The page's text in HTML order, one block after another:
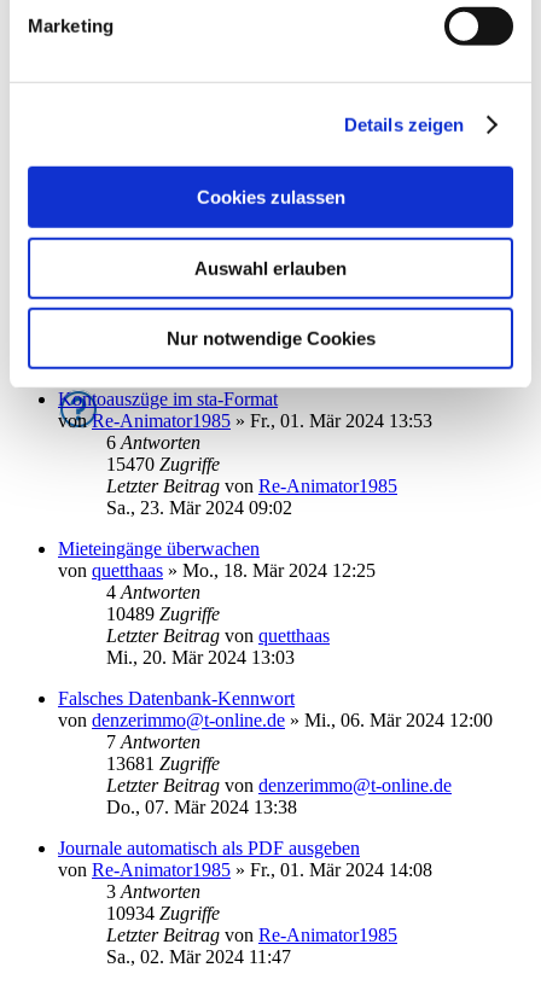
Marketing
Details zeigen
Cookies zulassen
Auswahl erlauben
Nur notwendige Cookies
Letzter Beitrag
Fr., 12. Apr 2024 08:57
10197Zugriffe
Letzter Beitrag
von
ebi_f
Fr., 12. Apr 2024 15:23
Do., 28. Mär 2024 14:13
3Antworten
12684Zugriffe
Letzter BeitragvonRollator
Kontoauszüge im sta-Format
vonRe-Animator1985 » Fr., 01. Mär 2024 13:53
6 Antworten
15470 Zugriffe
Letzter Beitrag von Re-Animator1985
Sa., 23. Mär 2024 09:02
Mieteingänge überwachen
von quetthaas » Mo., 18. Mär 2024 12:25
4 Antworten
10489 Zugriffe
Letzter Beitrag von quetthaas
Mi., 20. Mär 2024 13:03
Falsches Datenbank-Kennwort
von denzerimmo@t-online.de » Mi., 06. Mär 2024 12:00
7 Antworten
13681 Zugriffe
Letzter Beitrag von denzerimmo@t-online.de
Do., 07. Mär 2024 13:38
Journale automatisch als PDF ausgeben
von Re-Animator1985 » Fr., 01. Mär 2024 14:08
3 Antworten
10934 Zugriffe
Letzter Beitrag von Re-Animator1985
Sa., 02. Mär 2024 11:47